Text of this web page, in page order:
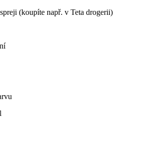
(koupíte např. v Teta drogerii)